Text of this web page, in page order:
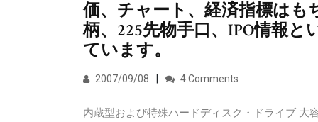
価、チャート、経済指標は
柄、225先物手口、IPO情報
ています。
2007/09/08 4 Comments
内蔵型および特殊ハードディスク・ドライブ